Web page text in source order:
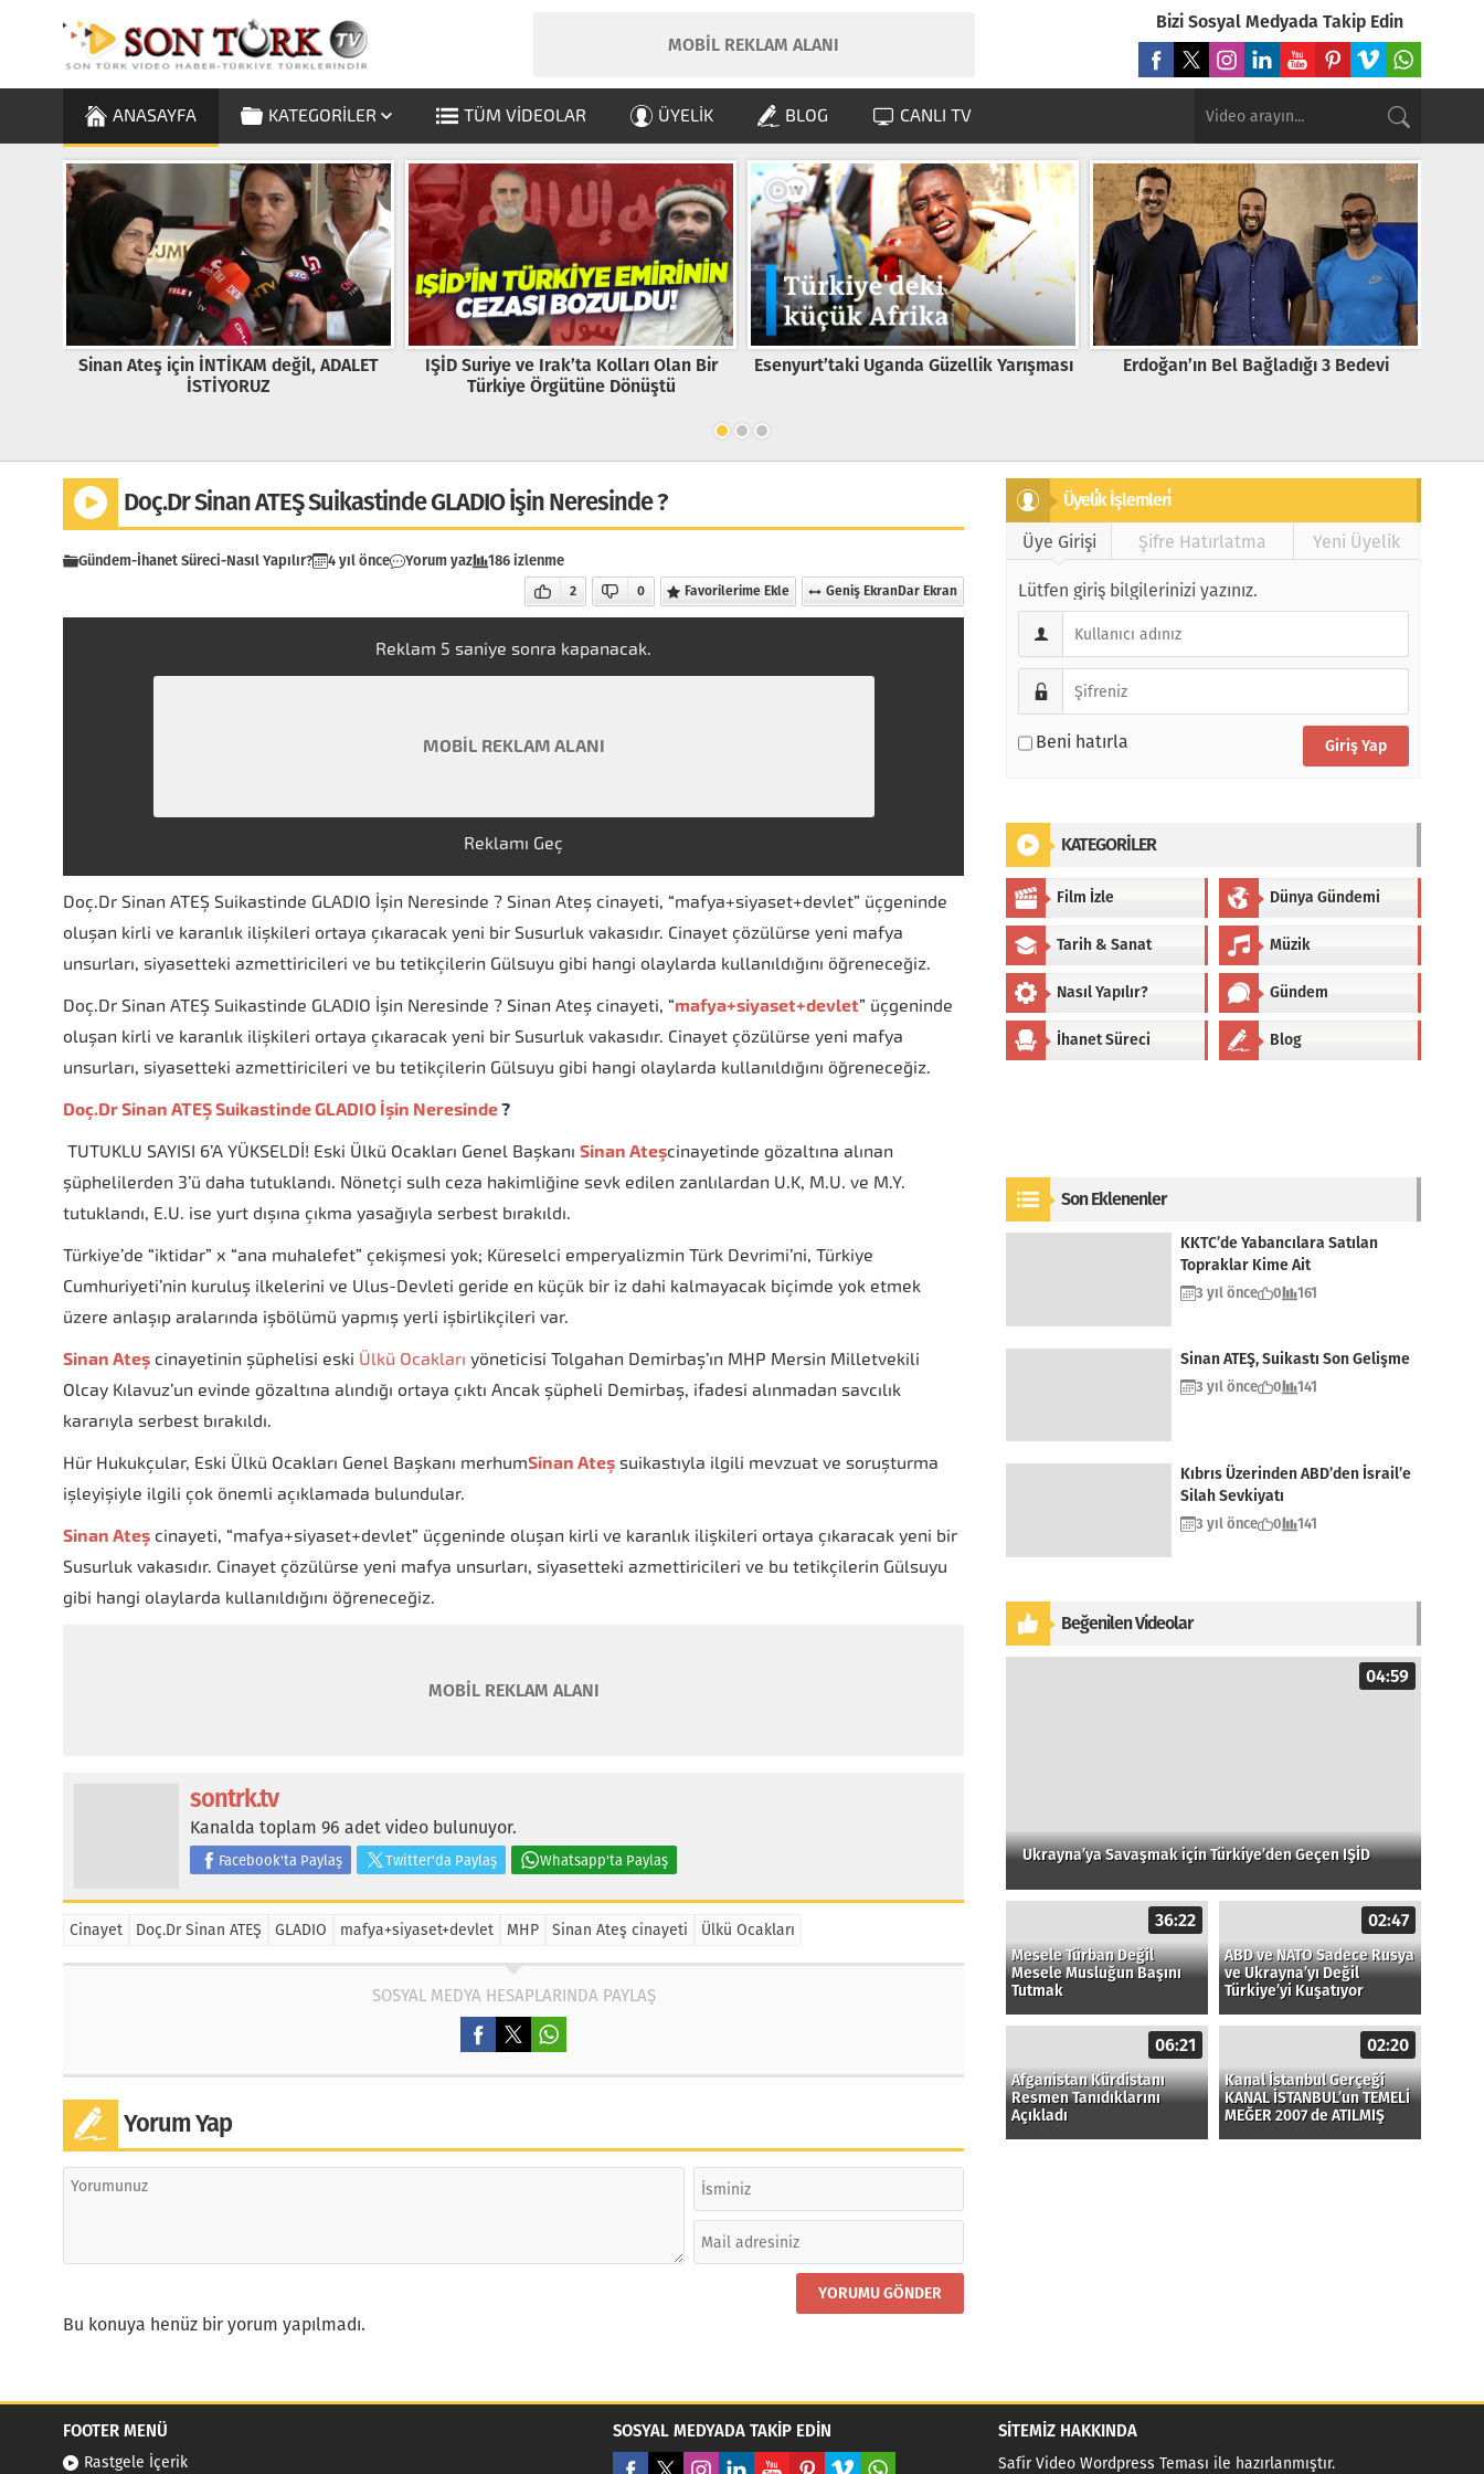
MOBİL REKLAM ALANI
Bizi Sosyal Medyada Takip Edin
ANASAYFA KATEGORILER TÜM VIDEOLAR ÜYELIK BLOG CANLI TV
IŞİD Suriye ve Irak’ta Kolları Olan Bir
Türkiye Örgütüne Dönüştü
Esenyurt’taki Uganda Güzellik Yarışması Erdoğan’ın Bel Bağladığı 3 Bedevi
ABD Türkiye’ye Karşı Yunanistan’ı Neden
Doç.Dr Sinan ATEŞ Suikastinde GLADIO İşin Neresinde ?
Gündem-İhanet Süreci-Nasıl Yapılır? 4 yıl önce Yorum yaz 186 izlenme
2 0 Favorilerime Ekle Geniş EkranDar Ekran
Reklam 4 saniye sonra kapanacak.
MOBİL REKLAM ALANI
Reklamı Geç
Doç.Dr Sinan ATEŞ Suikastinde GLADIO İşin Neresinde ? Sinan Ateş cinayeti, “mafya+siyaset+devlet” üçgeninde
oluşan kirli ve karanlık ilişkileri ortaya çıkaracak yeni bir Susurluk vakasıdır. Cinayet çözülürse yeni mafya
unsurları, siyasetteki azmettiricileri ve bu tetikçilerin Gülsuyu gibi hangi olaylarda kullanıldığını öğreneceğiz.
Doç.Dr Sinan ATEŞ Suikastinde GLADIO İşin Neresinde ? Sinan Ateş cinayeti, “mafya+siyaset+devlet” üçgeninde
oluşan kirli ve karanlık ilişkileri ortaya çıkaracak yeni bir Susurluk vakasıdır. Cinayet çözülürse yeni mafya
unsurları, siyasetteki azmettiricileri ve bu tetikçilerin Gülsuyu gibi hangi olaylarda kullanıldığını öğreneceğiz.
Doç.Dr Sinan ATEŞ Suikastinde GLADIO İşin Neresinde?
TUTUKLU SAYISI 6’A YÜKSELDİ! Eski Ülkü Ocakları Genel Başkanı Sinan Ateşcinayetinde gözaltına alınan
şüphelilerden 3’ü daha tutuklandı. Nönetçi sulh ceza hakimliğine sevk edilen zanlılardan U.K, M.U. ve M.Y.
tutuklandı, E.U. ise yurt dışına çıkma yasağıyla serbest bırakıldı.
Türkiye’de “iktidar” x “ana muhalefet” çekişmesi yok; Küreselci emperyalizmin Türk Devrimi’ni, Türkiye
Cumhuriyeti’nin kuruluş ilkelerini ve Ulus-Devleti geride en küçük bir iz dahi kalmayacak biçimde yok etmek
üzere anlaşıp aralarında işbölümü yapmış yerli işbirlikçileri var.
Sinan Ateş cinayetinin şüphelisi eski Ülkü Ocakları yöneticisi Tolgahan Demirbaş’ın MHP Mersin Milletvekili
Olcay Kılavuz’un evinde gözaltına alındığı ortaya çıktı Ancak şüpheli Demirbaş, ifadesi alınmadan savcılık
kararıyla serbest bırakıldı.
Hür Hukukçular, Eski Ülkü Ocakları Genel Başkanı merhumSinan Ateş suikastıyla ilgili mevzuat ve soruşturma
işleyişiyle ilgili çok önemli açıklamada bulundular.
Sinan Ateş cinayeti, “mafya+siyaset+devlet” üçgeninde oluşan kirli ve karanlık ilişkileri ortaya çıkaracak yeni bir
Susurluk vakasıdır. Cinayet çözülürse yeni mafya unsurları, siyasetteki azmettiricileri ve bu tetikçilerin Gülsuyu
gibi hangi olaylarda kullanıldığını öğreneceğiz.
MOBİL REKLAM ALANI
sontrk.tv
Kanalda toplam 96 adet video bulunuyor.
Facebook'ta Paylaş Twitter'da Paylaş Whatsapp'ta Paylaş
Cinayet Doç.Dr Sinan ATEŞ GLADIO mafya+siyaset+devlet MHP Sinan Ateş cinayeti Ülkü Ocakları
SOSYAL MEDYA HESAPLARINDA PAYLAŞ
Yorum Yap
Bu konuya henüz bir yorum yapılmadı.
Üyeli̇k İşlemleri̇
Üye Girişi
Şifre Hatırlatma Yeni Üyelik
Lütfen giriş bilgilerinizi yazınız.
Beni hatırla
KATEGORİLER
Film İzle Dünya Gündemi
Tarih & Sanat Müzik
Nasıl Yapılır? Gündem
İhanet Süreci Blog
Son Eklenenler
KKTC’de Yabancılara Satılan
Topraklar Kime Ait
3 yıl önce 0 161
Sinan ATEŞ, Suikastı Son Gelişme
3 yıl önce 0 141
Kıbrıs Üzerinden ABD’den İsrail’e
Silah Sevkiyatı
3 yıl önce 0 141
Beğenilen Videolar
04:59
Ukrayna’ya Savaşmak için Türkiye’den Geçen IŞİD
36:22
Mesele Türban Değil
Mesele Musluğun Başını
Tutmak
02:47
ABD ve NATO Sadece Rusya
ve Ukrayna’yı Değil
Türkiye’yi Kuşatıyor
06:21
Afganistan Kürdistanı
Resmen Tanıdıklarını
Açıkladı
02:20
Kanal İstanbul Gerçeği
KANAL İSTANBUL’un TEMELİ
MEĞER 2007 de ATILMIŞ
FOOTER MENÜ
Rastgele İçerik
SOSYAL MEDYADA TAKİP EDİN SİTEMİZ HAKKINDA
Safir Video Wordpress Teması ile hazırlanmıştır.